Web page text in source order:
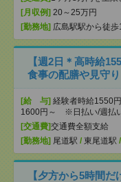
[月収例] 20～25万円
[勤務地] 広島駅駅から徒歩
【週2日＊高時給
食事の配膳や見守
[給 与] 経験者時給1550
1600円～ ※日払い/週払
[交通費]交通費全額支給
[勤務地] 尾道駅 / 東尾道駅 /
【夕方から5時間